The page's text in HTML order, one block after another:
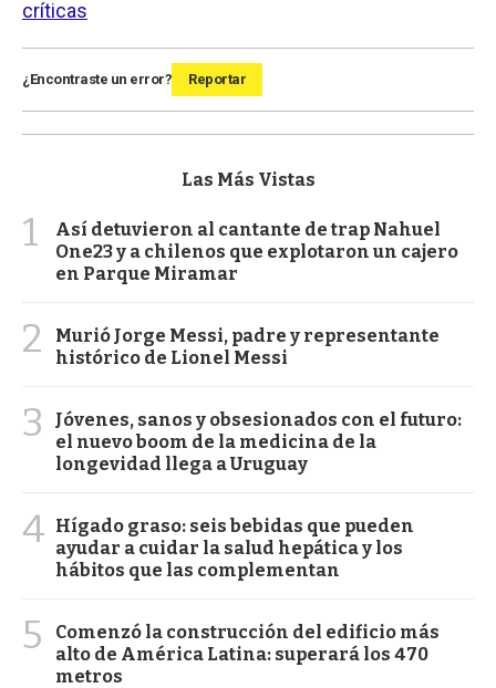
críticas
¿Encontraste un error? Reportar
Las Más Vistas
1
Así detuvieron al cantante de trap Nahuel
One23 y a chilenos que explotaron un cajero
en Parque Miramar
2
Murió Jorge Messi, padre y representante
histórico de Lionel Messi
3
Jóvenes, sanos y obsesionados con el futuro:
el nuevo boom de la medicina de la
longevidad llega a Uruguay
4 Hígado graso: seis bebidas que pueden
ayudar a cuidar la salud hepática y los
hábitos que las complementan
5
Comenzó la construcción del edificio más
alto de América Latina: superará los 470
metros